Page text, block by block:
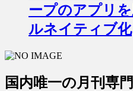
ープのアプリ
ルネイティブ化
国内唯一の月刊専